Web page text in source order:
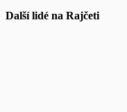
Další lidé na Rajčeti